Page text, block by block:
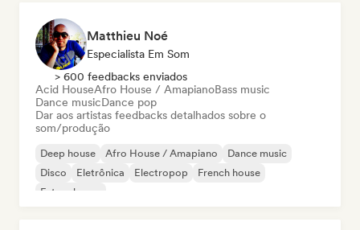
Matthieu Noé
Especialista Em Som
> 600 feedbacks enviados
Acid HouseAfro House / AmapianoBass music
Dance musicDance pop
Dar aos artistas feedbacks detalhados sobre o
som/produção
Deep house Afro House / Amapiano
Dance music
Disco
Eletrônica Electropop
French house
Future house